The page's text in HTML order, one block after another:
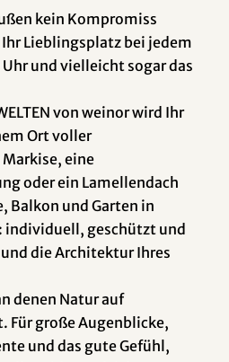
kein Kompromiss
Lieblingsplatz bei jedem
und vielleicht sogar das
von weinor wird Ihr
Ort voller
eine
oder ein Lamellendach
Balkon und Garten in
individuell, geschützt und
die Architektur Ihres
denen Natur auf
große Augenblicke,
und das gute Gefühl,